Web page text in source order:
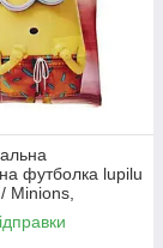
футболка lupilu
Minions,
80, 6-12 міс.